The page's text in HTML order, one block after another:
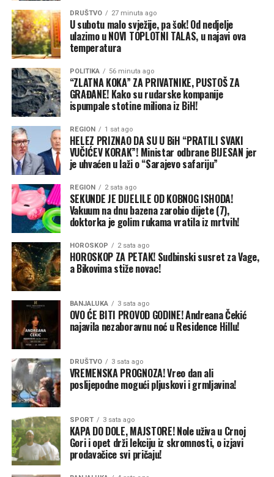
svoju pregovaračku poziciju u svijetu tako što će nanijeti
udarac velikim uvoznicima žita u Africi i Aziji, piše Tajm.
Kijev, s druge strane, pokušava da umanji razmjere štete.
Nakon dvonedjeljnih žestokih udara ruskih dronova i
raketa na Odesu i druge primorske gradove, ukrajinski
ministar poljoprivrede Taras Visocki tvrdio je u julu da
su luke i dalje otvorene i operativne. Međutim, oko 90
odsto brodovlasnika obustavilo je dolaske jer su – baš
kao i u Ormuskom moreuzu blizu Irana – troškovi
osiguranja skočili u nebesa zbog konstantne opasnosti
od novih napada.
Ovo nije prvi put da je pomorski saobraćaj na Crnom
moru prekinut od početka ruske invazije. Talasi ruskih
napada na luke krajem 2025. i početkom 2026. godine
nisu zadugo usporili rad. Ali ovi posljednji udari su i širi i
žešći, u velikoj mjeri zato što su nedavni uspjesi Ukrajine,
naročito unutar same Rusije, isprovocirali Putina da
pokuša da povrati inicijativu na frontu. Za sada, i
Ukrajina i Rusija ostaju posvećene agresivnim vojnim
strategijama.
Putinova taktika i glavni cilj
Neposredni problem Ukrajine jeste to što se oslanja na
ograničene zalihe američkih PVO sistema „patriot” –
jedinu pouzdanu odbranu od ruskih raketa – kako bi
zaštitila svoje gradove i vojne linije snabdijevanja.
Premještanje „patriota” radi odbrane luka bilo bi i
preskupo i izuzetno rizično. Svjesna toga, Rusija će
nastaviti da gađa luke raketama i dronovima, ne
ostavljajući osiguravajućim kućama razlog da smanje
premije, a brodovlasnicima motiv da se vrate.
DRUŠTVO 27 minuta ago
U subotu malo svježije, pa šok! Od nedjelje
ulazimo u NOVI TOPLOTNI TALAS, u najavi ova
temperatura
POLITIKA 56 minuta ago
“ZLATNA KOKA” ZA PRIVATNIKE, PUSTOŠ ZA
GRAĐANE! Kako su rudarske kompanije
ispumpale stotine miliona iz BiH!
REGION 1 sat ago
HELEZ PRIZNAO DA SU U BiH “PRATILI SVAKI
VUČIĆEV KORAK”! Ministar odbrane BIJESAN jer
je uhvaćen u laži o “Sarajevo safariju”
REGION 2 sata ago
SEKUNDE JE DIJELILE OD KOBNOG ISHODA!
Vakuum na dnu bazena zarobio dijete (7),
doktorka je golim rukama vratila iz mrtvih!
HOROSKOP 2 sata ago
HOROSKOP ZA PETAK! Sudbinski susret za Vage,
a Bikovima stiže novac!
BANJALUKA 3 sata ago
OVO ĆE BITI PROVOD GODINE! Andreana Čekić
najavila nezaboravnu noć u Residence Hillu!
DRUŠTVO 3 sata ago
VREMENSKA PROGNOZA! Vreo dan ali
poslijepodne mogući pljuskovi i grmljavina!
SPORT 3 sata ago
KAPA DO DOLE, MAJSTORE! Nole uživa u Crnoj
Gori i opet drži lekciju iz skromnosti, o izjavi
prodavačice svi pričaju!